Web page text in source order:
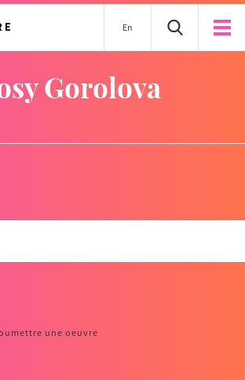
En
Gorolova
une oeuvre